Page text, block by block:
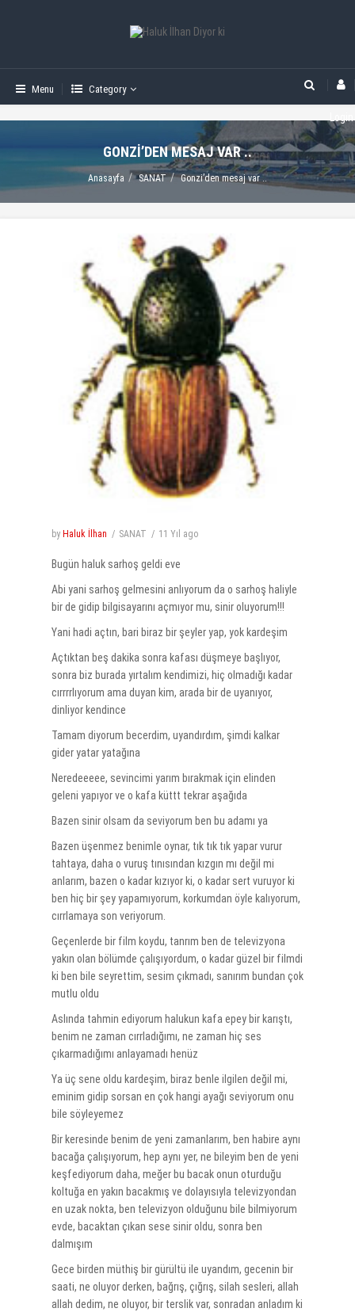
Menu Category
GONZI’DEN MESAJ VAR ..
Anasayfa SANAT Gonzi’den mesaj var ..
by Haluk İlhan SANAT 11 Yıl ago
Bugün haluk sarhoş geldi eve
Abi yani sarhoş gelmesini anlıyorum da o sarhoş haliyle
bir de gidip bilgisayarını açmıyor mu, sinir oluyorum!!!
Yani hadi açtın, bari biraz bir şeyler yap, yok kardeşim
Açtıktan beş dakika sonra kafası düşmeye başlıyor,
sonra biz burada yırtalım kendimizi, hiç olmadığı kadar
cırrrrlıyorum ama duyan kim, arada bir de uyanıyor,
dinliyor kendince
Tamam diyorum becerdim, uyandırdım, şimdi kalkar
gider yatar yatağına
Neredeeeee, sevincimi yarım bırakmak için elinden
geleni yapıyor ve o kafa küttt tekrar aşağıda
Bazen sinir olsam da seviyorum ben bu adamı ya
Bazen üşenmez benimle oynar, tık tık tık yapar vurur
tahtaya, daha o vuruş tınısından kızgın mı değil mi
anlarım, bazen o kadar kızıyor ki, o kadar sert vuruyor ki
ben hiç bir şey yapamıyorum, korkumdan öyle kalıyorum,
cırrlamaya son veriyorum.
Geçenlerde bir film koydu, tanrım ben de televizyona
yakın olan bölümde çalışıyordum, o kadar güzel bir filmdi
ki ben bile seyrettim, sesim çıkmadı, sanırım bundan çok
mutlu oldu
Aslında tahmin ediyorum halukun kafa epey bir karıştı,
benim ne zaman cırrladığımı, ne zaman hiç ses
çıkarmadığımı anlayamadı henüz
Ya üç sene oldu kardeşim, biraz benle ilgilen değil mi,
eminim gidip sorsan en çok hangi ayağı seviyorum onu
bile söyleyemez
Bir keresinde benim de yeni zamanlarım, ben habire aynı
bacağa çalışıyorum, hep aynı yer, ne bileyim ben de yeni
keşfediyorum daha, meğer bu bacak onun oturduğu
koltuğa en yakın bacakmış ve dolayısıyla televizyondan
en uzak nokta, ben televizyon olduğunu bile bilmiyorum
evde, bacaktan çıkan sese sinir oldu, sonra ben
dalmışım
Gece birden müthiş bir gürültü ile uyandım, gecenin bir
saati, ne oluyor derken, bağrış, çığrış, silah sesleri, allah
allah dedim, ne oluyor, bir terslik var, sonradan anladım ki